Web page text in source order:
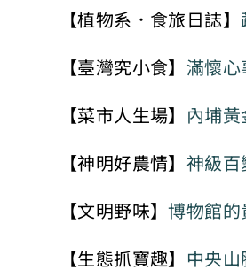
【植物系．食旅日誌】
【臺灣究小食】 滿懷
【菜市人生場】 內埔
【神明好農情】 神級
【文明野味】博物館
【生態抓寶趣】 中央